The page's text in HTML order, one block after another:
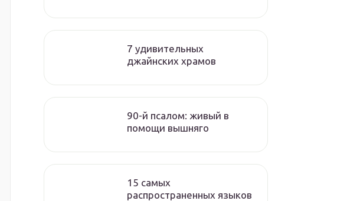
7 удивительных
джайнских храмов
90-й псалом: живый в
помощи вышняго
15 самых
распространенных языков